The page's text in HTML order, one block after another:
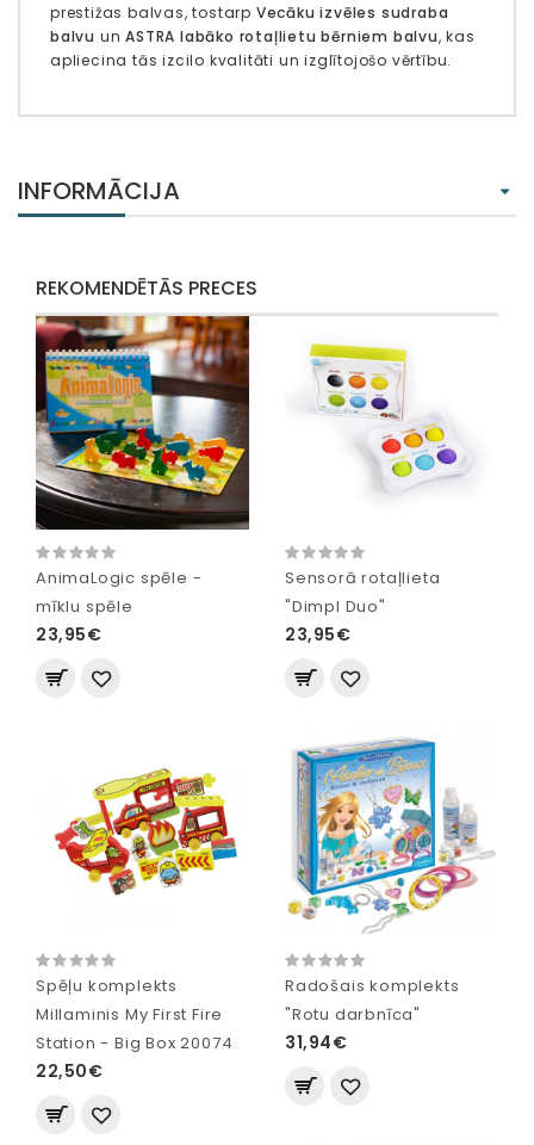
prestižas balvas, tostarp Vecāku izvēles sudraba
balvu unASTRA labāko rotaļlietu bērniem balvu, kas
apliecina tās izcilo kvalitāti un izglītojošo vērtību.
INFORMĀCIJA
REKOMENDĒTĀS PRECES
AnimaLogic spēle -
mīklu spēle
23,95€
Sensorā rotaļlieta
"Dimpl Duo"
23,95€
Spēļu komplekts
Millaminis My First Fire
Station - Big Box 20074
22,50€
Radošais komplekts
"Rotu darbnīca"
31,94€